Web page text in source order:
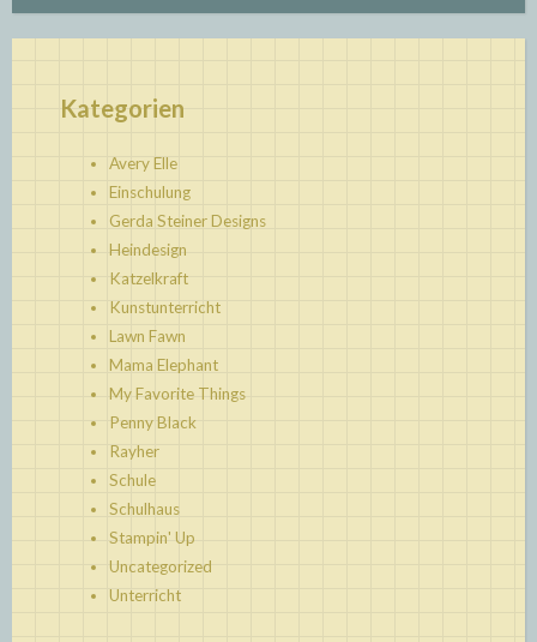
Kategorien
Avery Elle
Einschulung
Gerda Steiner Designs
Heindesign
Katzelkraft
Kunstunterricht
Lawn Fawn
Mama Elephant
My Favorite Things
Penny Black
Rayher
Schule
Schulhaus
Stampin' Up
Uncategorized
Unterricht